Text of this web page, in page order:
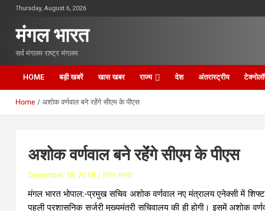
c
n
Thursday, August 6, 2026
मंगल भारत
सर्व मंगलम राष्ट्र मंगलम
HOME बड़ी खबरें खास खबर राज्य देश अंतरास्ट्रीय
Home अशोक वर्णवाल बने रहेंंगे सीएम के पीएस
अशोक वर्णवाल बने रहेंंगे सीएम के पीएस
December 18, 2018 मंगल भारत
मंगल भारत भोपाल:-प्रमुख सचिव अशोक वर्णवाल नए मंत्रालय एनेक्सी में
पहली प्रशासनिक सर्जरी मुख्यमंत्री सचिवालय की ही होगी। इसमें अशोक